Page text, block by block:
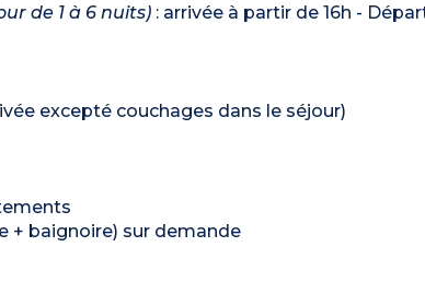
de 1 à 6 nuits): arrivée à partir de 16h -
excepté couchages dans le séjour)
+ baignoire) sur demande